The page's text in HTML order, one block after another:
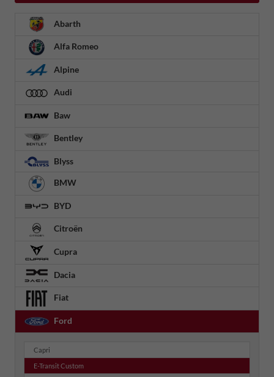
Abarth
Alfa Romeo
Alpine
Audi
Baw
Bentley
Blyss
BMW
BYD
Citroën
Cupra
Dacia
Fiat
Ford
Capri
E-Transit Custom